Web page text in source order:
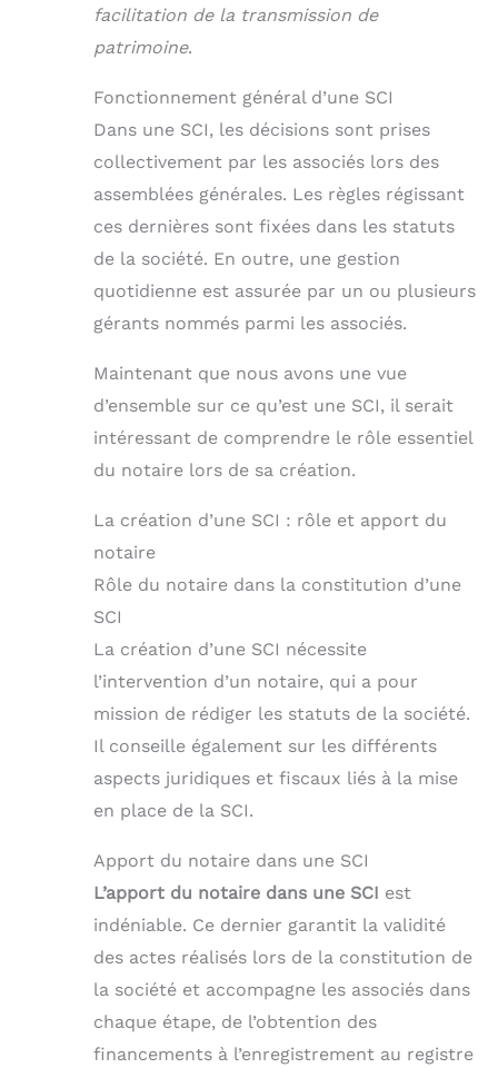
facilitation de la transmission de
patrimoine.
Fonctionnement général d’une SCI
Dans une SCI, les décisions sont prises
collectivement par les associés lors des
assemblées générales. Les règles régissant
ces dernières sont fixées dans les statuts
de la société. En outre, une gestion
quotidienne est assurée par un ou plusieurs
gérants nommés parmi les associés.
Maintenant que nous avons une vue
d’ensemble sur ce qu’est une SCI, il serait
intéressant de comprendre le rôle essentiel
du notaire lors de sa création.
La création d’une SCI : rôle et apport du
notaire
Rôle du notaire dans la constitution d’une
SCI
La création d’une SCI nécessite
l’intervention d’un notaire, qui a pour
mission de rédiger les statuts de la société.
Il conseille également sur les différents
aspects juridiques et fiscaux liés à la mise
en place de la SCI.
Apport du notaire dans une SCI
L’apport du notaire dans une SCI est
indéniable. Ce dernier garantit la validité
des actes réalisés lors de la constitution de
la société et accompagne les associés dans
chaque étape, de l’obtention des
financements à l’enregistrement au registre